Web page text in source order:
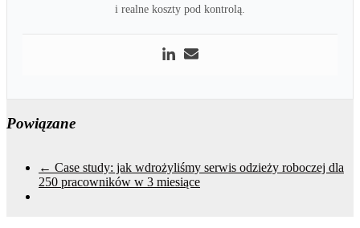
i realne koszty pod kontrolą.
Powiązane
← Case study: jak wdrożyliśmy serwis odzieży roboczej dla
250 pracowników w 3 miesiące